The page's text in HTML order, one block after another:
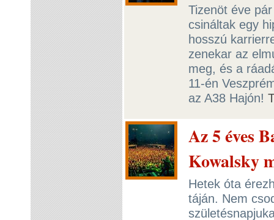
Tizenöt éve
csináltak egy
hosszú
zenekar az
meg, és a
11-én
az A38 Hajón!
Az 5 éves
Kowalsky
Hetek óta
táján. Nem